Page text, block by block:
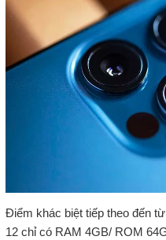
Điểm khác biệt tiếp theo đến
12 chỉ có RAM 4GB/ ROM